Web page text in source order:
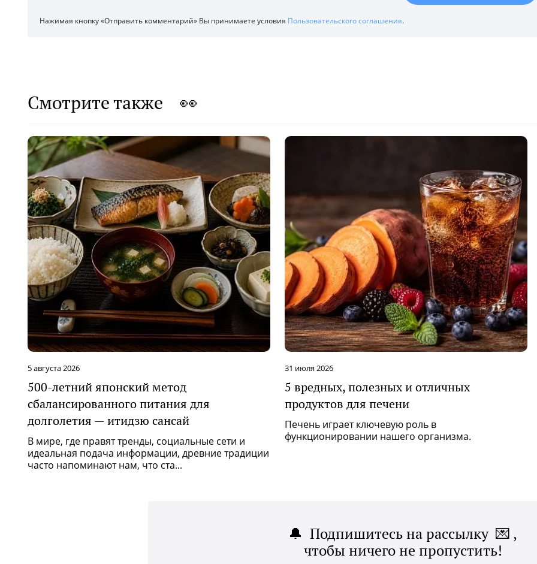
Нажимая кнопку «Отправить комментарий» Вы принимаете условия Пользовательского соглашения.
Смотрите также 👀
31 июля 2026
5 вредных, полезных и отличных
продуктов для печени
Печень играет ключевую роль в
функционировании нашего организма.
8 июля 2026
Что ест «зверь» «Манчестер Сити» Эрлинг
Холанд
В мире, одержимом обычными протеиновыми
коктейлями и подсчетом калорий, Эрлинг Холанд
🔔 Подпишитесь на рассылку 💌 ,
чтобы ничего не пропустить!